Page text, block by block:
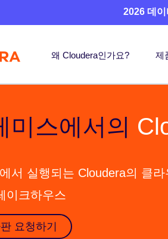
2026 데
왜 Cloudera인가요? 제
미스에서의
서 실행되는 Cloudera의 클
이크하우스
요청하기